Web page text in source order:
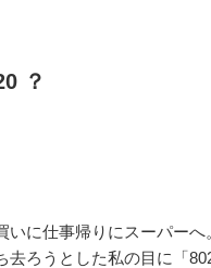
？
に仕事帰りにスーパーへ
去ろうとした私の目に「